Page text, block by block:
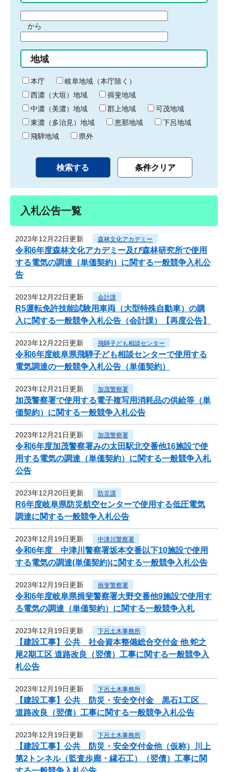
間
始
り
から
間
終
わ
り
地域
本庁
岐阜地域（本庁除く）
西濃（大垣）地域
揖斐地域
中濃（美濃）地域
郡上地域
可茂地域
東濃（多治見）地域
恵那地域
下呂地域
飛騨地域
県外
入札公告一覧
2023年12月22日更新 森林文化アカデミー
令和6年度森林文化アカデミー及び森林研究所で使用
する電気の調達（単価契約）に関する一般競争入札公
告
2023年12月22日更新 会計課
R5運転免許技能試験用車両（大型特殊自動車）の購
入に関する一般競争入札公告（会計課）【再度公告】
2023年12月22日更新 飛騨子ども相談センター
令和6年度岐阜県飛騨子ども相談センターで使用する
電気調達の一般競争入札公告（単価契約）
2023年12月21日更新 加茂警察署
加茂警察署で使用する電子複写用消耗品の供給等（単
価契約）に関する一般競争入札公告
2023年12月21日更新 加茂警察署
令和6年度加茂警察署みの太田駅北交番他16施設で使
用する電気の調達（単価契約）に関する一般競争入札
公告
2023年12月20日更新 防災課
R6年度岐阜県防災航空センターで使用する低圧電気
調達に関する一般競争入札公告
2023年12月19日更新 中津川警察署
令和6年度 中津川警察署坂本交番以下10施設で使用
する電気の調達(単価契約)に関する一般競争入札公告
2023年12月19日更新 揖斐警察署
令和6年度岐阜県揖斐警察署大野交番他9施設で使用す
る電気の調達（単価契約）に関する一般競争入札
2023年12月19日更新 下呂土木事務所
【建設工事】公共 社会資本整備総合交付金 他 蛇之
尾2期工区 道路改良（翌債）工事に関する一般競争入
札公告
2023年12月19日更新 下呂土木事務所
【建設工事】公共 防災・安全交付金 黒石1工区
道路改良（翌債）工事に関する一般競争入札公告
2023年12月19日更新 下呂土木事務所
【建設工事】公共 防災・安全交付金他（仮称）川上
第2トンネル（監査歩廊・縁石工）（翌債）工事に関